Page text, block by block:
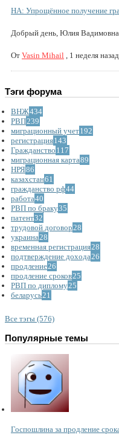
НА: Упрощённое получение
Добрый день, Юлия
От Vasin Mihail 1 неделя назад
Тэги форума
ВНЖ434
РВП239
миграционный учет192
регистрация143
Гражданство 117
миграционная карта89
НРЯ86
казахстан61
гражданство рф44
работа40
РВП по браку35
патент32
трудовой договор28
украина28
временная регистрация28
подтверждение дохода26
продление26
продление сроков25
РВП по диплому25
беларусь21
Все тэгы (576)
Популярные темы
Госпошлина за продление